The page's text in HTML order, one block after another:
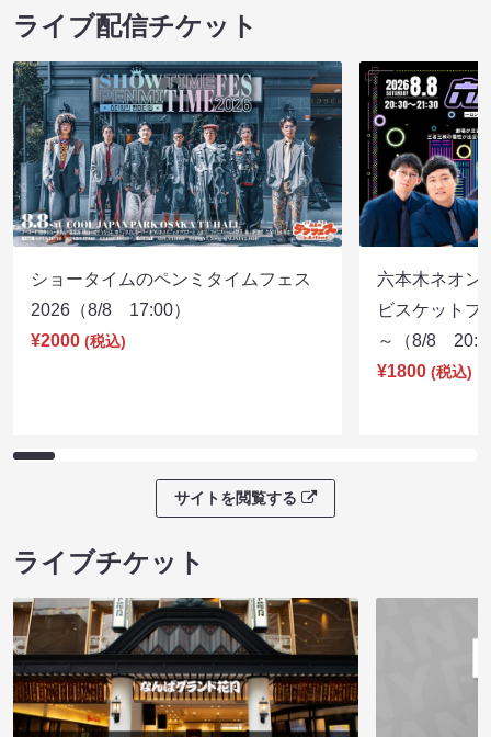
ライブ配信チケット
ショータイムのペンミタイムフェス
2026（8/8 17:00）
¥2000 (税込)
六本木ネオン
ビスケットブ
～（8/8
¥1800 (税込)
サイトを閲覧する
ライブチケット